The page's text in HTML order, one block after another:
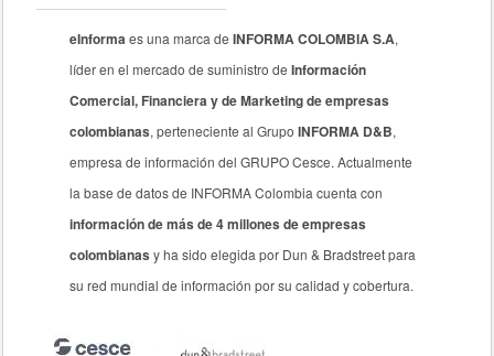
eInformaes una marca deINFORMA COLOMBIA S.A,
líder en el mercado de suministro deInformación
Comercial, Financiera y de Marketing de empresas
colombianas, perteneciente al GrupoINFORMA D&B,
empresa de información del GRUPO Cesce. Actualmente
la base de datos de INFORMA Colombia cuenta con
información de más de 4 millones de empresas
colombianas y ha sido elegida por Dun & Bradstreet para
su red mundial de información por su calidad y cobertura.